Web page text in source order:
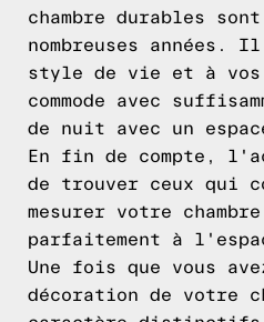
chambre durables
nombreuses années.
style de vie et à vos
commode avec
de nuit avec un
En fin de compte,
de trouver ceux qui
mesurer votre
parfaitement à
Une fois que vous
décoration de votre